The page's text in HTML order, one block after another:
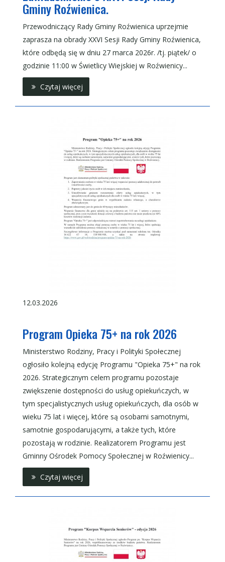
Gminy Roźwienica.
Przewodniczący Rady Gminy Roźwienica uprzejmie
zaprasza na obrady XXVI Sesji Rady Gminy Roźwienica,
które odbędą się w dniu 27 marca 2026r. /tj. piątek/ o
godzinie 11:00 w Świetlicy Wiejskiej w Roźwienicy...
Czytaj więcej
12.03.2026
Program Opieka 75+ na rok 2026
Ministerstwo Rodziny, Pracy i Polityki Społecznej
ogłosiło kolejną edycję Programu "Opieka 75+" na rok
2026. Strategicznym celem programu pozostaje
zwiększenie dostępności do usług opiekuńczych, w
tym specjalistycznych usług opiekuńczych, dla osób w
wieku 75 lat i więcej, które są osobami samotnymi,
samotnie gospodarującymi, a także tych, które
pozostają w rodzinie. Realizatorem Programu jest
Gminny Ośrodek Pomocy Społecznej w Roźwienicy...
Czytaj więcej